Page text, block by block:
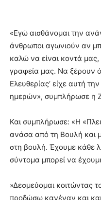
«Εγώ αισθάνομαι την
άνθρωποι αγωνιούν αν
καλώ να είναι κοντά
γραφεία μας. Να ξέρουν
Ελευθερίας’ είχε αυτή
ημερών», συμπλήρωσε η
Και συμπλήρωσε: «Η
ανάσα από τη Βουλή και
στη βουλή. Έχουμε κάθε
σύντομα μπορεί να
»Δεσμεύομαι κοιτώντας
προδώσω κανέναν και